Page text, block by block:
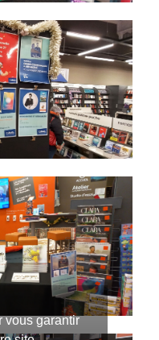
vous garantir